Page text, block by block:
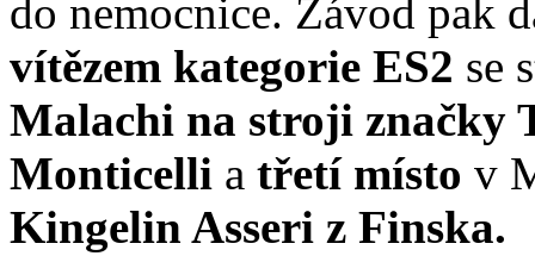
do nemocnice. Závod pak
vítězem kategorie ES2 se
Malachi na stroji značky
Monticelli a třetí místo v
Kingelin Asseri z Finska.